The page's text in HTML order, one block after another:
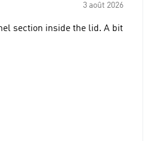
3 août 2026
section inside the lid. A bit